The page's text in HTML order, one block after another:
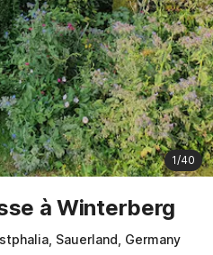
1/40
à Winterberg
Sauerland, Germany